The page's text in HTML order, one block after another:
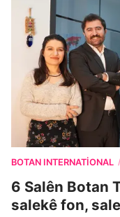
BOTAN INTERNATIONAL /
6 Salên Botan
salekê fon,